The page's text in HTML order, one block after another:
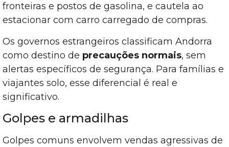
fronteiras e postos de gasolina, e cautela ao
estacionar com carro carregado de compras.
Os governos estrangeiros classificam Andorra
como destino de precauções normais, sem
alertas específicos de segurança. Para famílias e
viajantes solo, esse diferencial é real e
significativo.
Golpes e armadilhas
Golpes comuns envolvem vendas agressivas de